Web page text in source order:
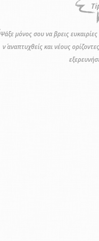
Ψάξε μόνος σου να βρεις ευκαιρίες
ν΄ αναπτυχθείς και νέους